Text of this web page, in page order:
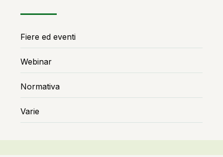
Fiere ed eventi
Webinar
Normativa
Varie